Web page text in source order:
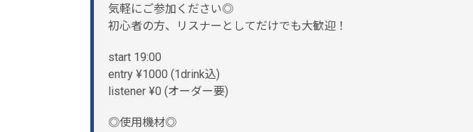
気軽にご参加ください◎
初心者の方、リスナーとしてだけでも大歓迎！
start 19:00
entry ¥1000 (1drink込)
listener ¥0 (オーダー要)
◎使用機材◎